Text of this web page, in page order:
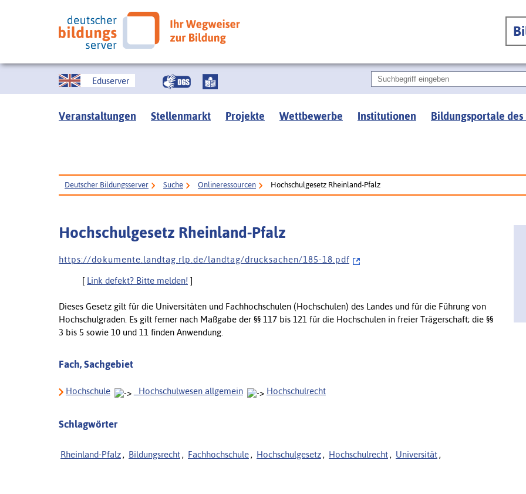
Eduserver
Veranstaltungen Stellenmarkt Projekte Wettbewerbe Institutionen Bildungsportale des
Deutscher Bildungsserver Suche Onlineressourcen Hochschulgesetz Rheinland-Pfalz
Hochschulgesetz Rheinland-Pfalz
h t t p s : / / d o k u m e n t e . l a n d t a g . r l p . d e / l a n d t a g / d r u c k s a c h e n / 1 8 5 - 1 8 . p d f
[ Link defekt? Bitte melden! ]
Dieses Gesetz gilt für die Universitäten und Fachhochschulen (Hochschulen) des Landes und für die Führung von
Hochschulgraden. Es gilt ferner nach Maßgabe der §§ 117 bis 121 für die Hochschulen in freier Trägerschaft; die §§
3 bis 5 sowie 10 und 11 finden Anwendung.
Fach, Sachgebiet
Hochschule _Hochschulwesen allgemein Hochschulrecht
Schlagwörter
Rheinland-Pfalz , Bildungsrecht , Fachhochschule , Hochschulgesetz , Hochschulrecht , Universität ,